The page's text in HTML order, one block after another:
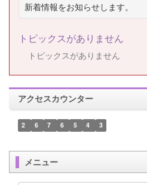
新着情報をお知らせします。
トピックスがありません
トピックスがありません
アクセスカウンター
2 6 7 6 5 4 3
メニュー